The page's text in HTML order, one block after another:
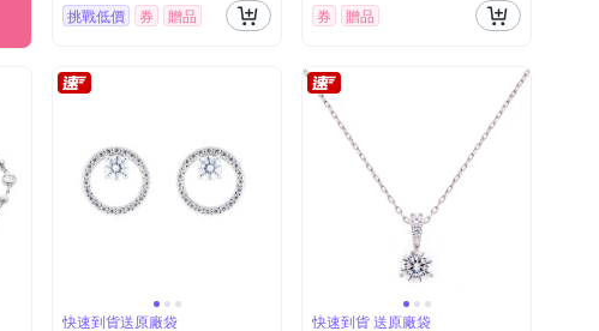
挑戰低價 券 贈品 券 贈品
快速到貨送原廠袋 快速到貨 送原廠袋